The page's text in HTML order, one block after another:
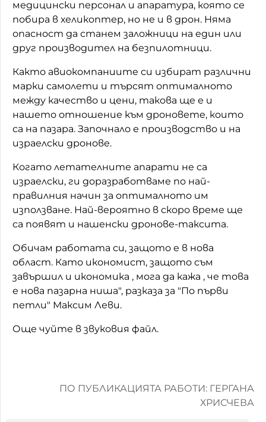
медицински персонал и апаратура, която се
побира в хеликоптер, но не и в дрон. Няма
опасност да станем заложници на един или
друг производител на безпилотници.
Както авиокомпаниите си избират различни
марки самолети и търсят оптималното
между качество и цени, такова ще е и
нашето отношение към дроновете, които
са на пазара. Започнало е производство и на
израелски дронове.
Когато летателните апарати не са
израелски, ги доразработваме по най-
правилния начин за оптималното им
използване. Най-вероятно в скоро време ще
са появят и нашенски дронове-таксита.
Обичам работата си, защото е в нова
област. Като икономист, защото съм
завършил и икономика , мога да кажа , че това
е нова пазарна ниша", разказа за "По първи
петли" Максим Леви.
Още чуйте в звуковия файл.
ПО ПУБЛИКАЦИЯТА РАБОТИ: ГЕРГАНА
ХРИСЧЕВА